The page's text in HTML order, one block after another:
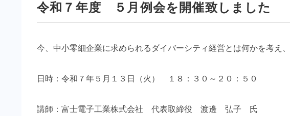
令和７年度 ５月例会を開催致しました
今、中小零細企業に求められるダイバーシティ経営とは何かを考え
日時：令和７年５月１３日（火） １８：３０～２０：５０
講師：富士電子工業株式会社 代表取締役 渡邊 弘子 氏